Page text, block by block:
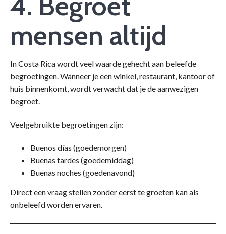
mensen altijd
In Costa Rica wordt veel waarde gehecht aan beleefde
begroetingen. Wanneer je een winkel, restaurant, kantoor of
huis binnenkomt, wordt verwacht dat je de aanwezigen
begroet.
Veelgebruikte begroetingen zijn:
Buenos días (goedemorgen)
Buenas tardes (goedemiddag)
Buenas noches (goedenavond)
Direct een vraag stellen zonder eerst te groeten kan als
onbeleefd worden ervaren.